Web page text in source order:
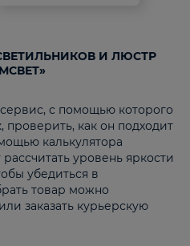
И ЛЮСТР
с помощью которого
проверить, как он подходит
калькулятора
уровень яркости
убедиться в
товар можно
заказать курьерскую